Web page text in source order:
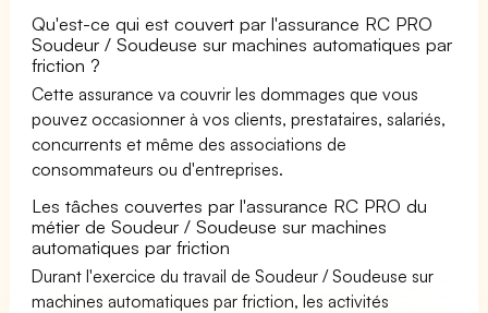
Qu'est-ce qui est couvert par l'assurance RC PRO
Soudeur / Soudeuse sur machines automatiques par
friction ?
Cette assurance va couvrir les dommages que vous
pouvez occasionner à vos clients, prestataires, salariés,
concurrents et même des associations de
consommateurs ou d'entreprises.
Les tâches couvertes par l'assurance RC PRO du
métier de Soudeur / Soudeuse sur machines
automatiques par friction
Durant l'exercice du travail de Soudeur / Soudeuse sur
machines automatiques par friction, les activités